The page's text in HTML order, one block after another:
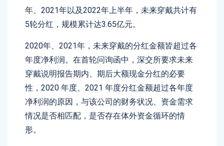
年、2021年以及2022年上半年，未来穿戴共计有
5轮分红，规模累计达3.65亿元。
2020年、2021年，未来穿戴的分红金额皆超过各
年度净利润。在首轮问询函中，深交所要求未来
穿戴说明报告期内、期后大额现金分红的必要
性，2020 年度、2021 年度分红金额超过各年度
净利润的原因，与该公司的财务状况、资金需求
情况是否相匹配，是否存在体外资金循环的情
形。